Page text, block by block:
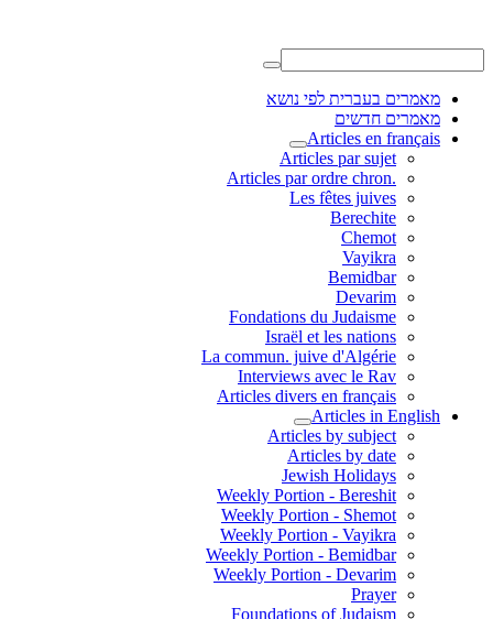
מאמרים בעברית לפי נושא
מאמרים חדשים
Articles en français
Articles par sujet
.Articles par ordre chron
Les fêtes juives
Berechite
Chemot
Vayikra
Bemidbar
Devarim
Fondations du Judaisme
Israël et les nations
La commun. juive d'Algérie
Interviews avec le Rav
Articles divers en français
Articles in English
Articles by subject
Articles by date
Jewish Holidays
Weekly Portion - Bereshit
Weekly Portion - Shemot
Weekly Portion - Vayikra
Weekly Portion - Bemidbar
Weekly Portion - Devarim
Prayer
Foundations of Judaism